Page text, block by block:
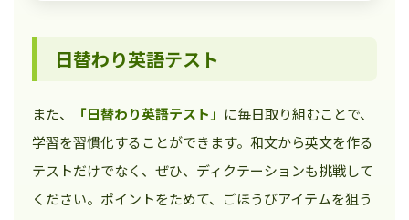
日替わり英語テスト
また、 「日替わり英語テスト」 に毎日取り組むことで、
学習を習慣化することができます。和文から英文を作る
テストだけでなく、ぜひ、ディクテーションも挑戦して
ください。ポイントをためて、ごほうびアイテムを狙う